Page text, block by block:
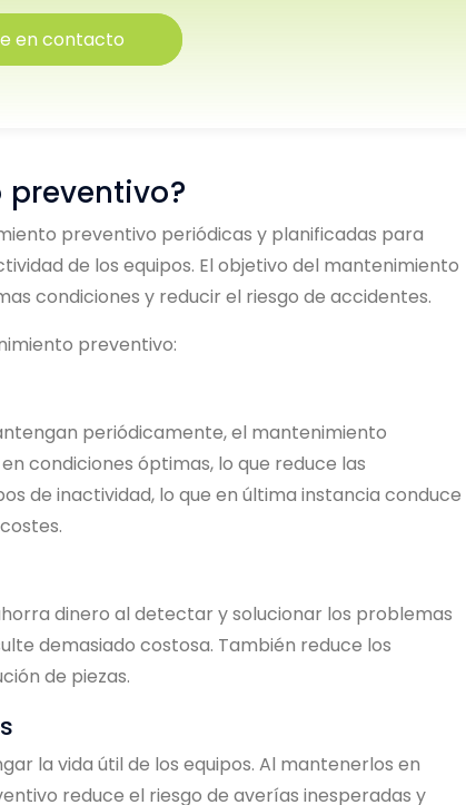
en contacto
preventivo?
preventivo periódicas y planificadas para
de los equipos. El objetivo del mantenimiento
condiciones y reducir el riesgo de accidentes.
preventivo:
periódicamente, el mantenimiento
condiciones óptimas, lo que reduce las
de inactividad, lo que en última instancia conduce
dinero al detectar y solucionar los problemas
demasiado costosa. También reduce los
de piezas.
la vida útil de los equipos. Al mantenerlos en
reduce el riesgo de averías inesperadas y